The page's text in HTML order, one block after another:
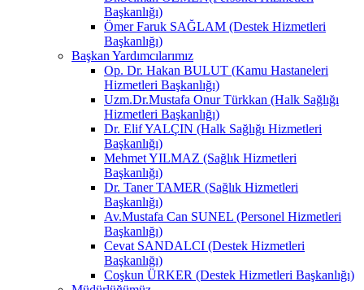
Başkanlığı)
Ömer Faruk SAĞLAM (Destek Hizmetleri
Başkanlığı)
Başkan Yardımcılarımız
Op. Dr. Hakan BULUT (Kamu Hastaneleri
Hizmetleri Başkanlığı)
Uzm.Dr.Mustafa Onur Türkkan (Halk Sağlığı
Hizmetleri Başkanlığı)
Dr. Elif YALÇIN (Halk Sağlığı Hizmetleri
Başkanlığı)
Mehmet YILMAZ (Sağlık Hizmetleri
Başkanlığı)
Dr. Taner TAMER (Sağlık Hizmetleri
Başkanlığı)
Av.Mustafa Can SUNEL (Personel Hizmetleri
Başkanlığı)
Cevat SANDALCI (Destek Hizmetleri
Başkanlığı)
Coşkun ÜRKER (Destek Hizmetleri Başkanlığı)